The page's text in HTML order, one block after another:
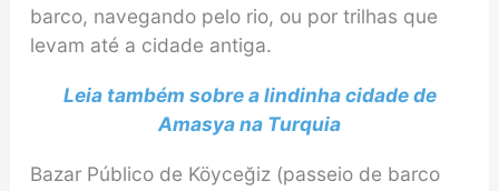
barco, navegando pelo rio, ou por trilhas que
levam até a cidade antiga.
Leia também sobre a lindinha cidade de
Amasya na Turquia
Bazar Público de Köyceğiz (passeio de barco